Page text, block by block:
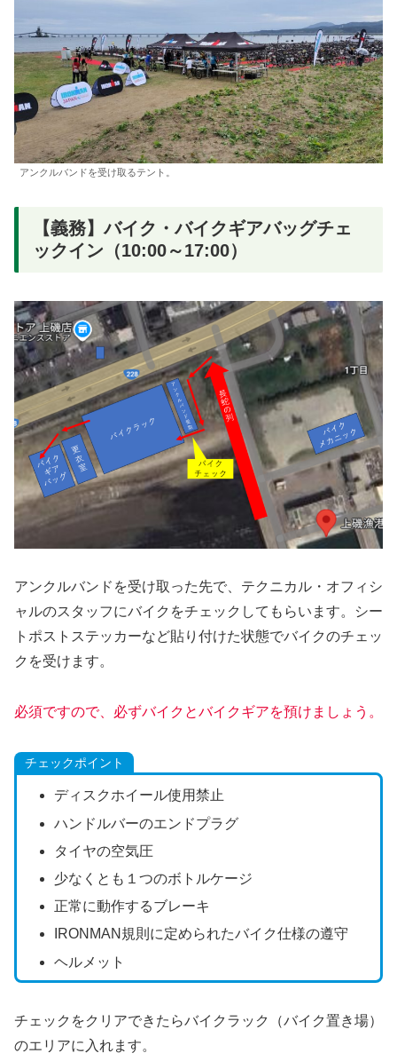
アンクルバンドを受け取るテント。
【義務】バイク・バイクギアバッグチェ
ックイン（10:00～17:00）
アンクルバンドを受け取った先で、テクニカル・オフィシ
ャルのスタッフにバイクをチェックしてもらいます。シー
トポストステッカーなど貼り付けた状態でバイクのチェッ
クを受けます。
必須ですので、必ずバイクとバイクギアを預けましょう。
チェックポイント
ディスクホイール使用禁止
ハンドルバーのエンドプラグ
タイヤの空気圧
少なくとも１つのボトルケージ
正常に動作するブレーキ
IRONMAN規則に定められたバイク仕様の遵守
ヘルメット
チェックをクリアできたらバイクラック（バイク置き場）
のエリアに入れます。